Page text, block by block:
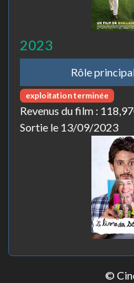
2023
Rôle
exploitation terminée
Revenus du film :
Sortie le 13/09/2023
©